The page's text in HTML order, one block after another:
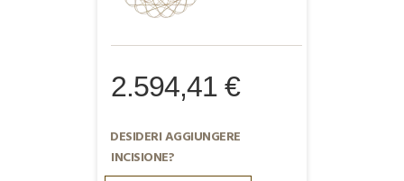
2.594,41 €
DESIDERI AGGIUNGERE
INCISIONE?